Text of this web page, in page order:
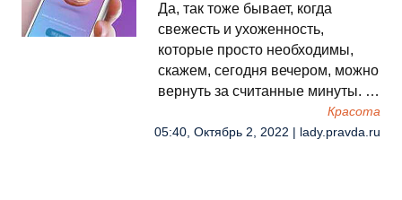
Да, так тоже бывает, когда
свежесть и ухоженность,
которые просто необходимы,
скажем, сегодня вечером, можно
вернуть за считанные минуты. …
Красота
05:40, Октябрь 2, 2022 | lady.pravda.ru